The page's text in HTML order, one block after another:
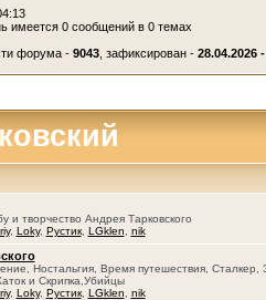
имеется 0 сообщений в 0 темах
форума - 9043, зафиксирован - 28.04.2026
и творчество Андрея Тарковского
, Loky, Рустик, LGklen nik
Ностальгия, Время путешествия, Сталкер,
и Скрипка,Убийцы
, Loky, Рустик, LGklen nik